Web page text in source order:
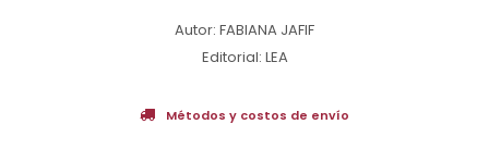
Autor: FABIANA JAFIF
Editorial: LEA
Métodos y costos de envío